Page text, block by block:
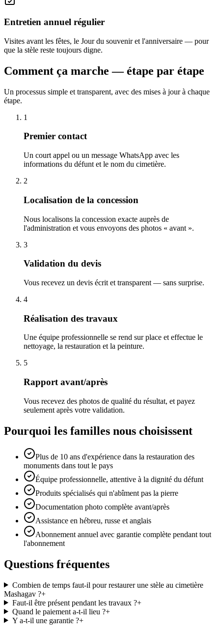
Entretien annuel régulier
Visites avant les fêtes, le Jour du souvenir et l'anniversaire — pour
que la stèle reste toujours digne.
Comment ça marche — étape par étape
Un processus simple et transparent, avec des mises à jour à chaque
étape.
1
Premier contact
Un court appel ou un message WhatsApp avec les
informations du défunt et le nom du cimetière.
2
Localisation de la concession
Nous localisons la concession exacte auprès de
l'administration et vous envoyons des photos « avant ».
3
Validation du devis
Vous recevez un devis écrit et transparent — sans surprise.
4
Réalisation des travaux
Une équipe professionnelle se rend sur place et effectue le
nettoyage, la restauration et la peinture.
5
Rapport avant/après
Vous recevez des photos de qualité du résultat, et payez
seulement après votre validation.
Pourquoi les familles nous choisissent
Plus de 10 ans d'expérience dans la restauration des
monuments dans tout le pays
Équipe professionnelle, attentive à la dignité du défunt
Produits spécialisés qui n'abîment pas la pierre
Documentation photo complète avant/après
Assistance en hébreu, russe et anglais
Abonnement annuel avec garantie complète pendant tout
l'abonnement
Questions fréquentes
Combien de temps faut-il pour restaurer une stèle au cimetière
Mashagav ?+
Faut-il être présent pendant les travaux ?+
Quand le paiement a-t-il lieu ?+
Y a-t-il une garantie ?+